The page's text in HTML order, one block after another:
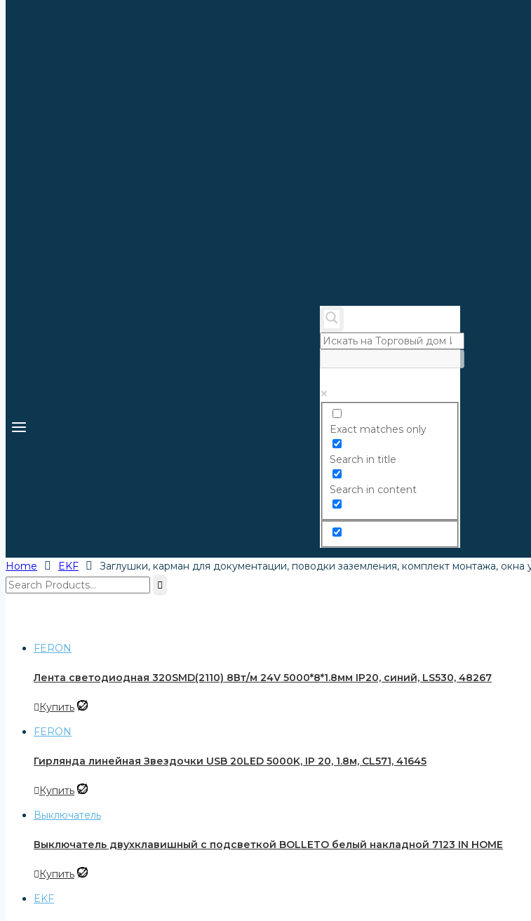
Exact matches only
Search in title
Search in content
Home EKF Заглушки, карман для документации, поводки заземления, комплект монтажа, окна
FERON
Лента светодиодная 320SMD(2110) 8Вт/м 24V 5000*8*1.8мм IP20, синий, LS530, 48267
Купить
FERON
Гирлянда линейная Звездочки USB 20LED 5000K, IP 20, 1.8м, CL571, 41645
Купить
Выключатель
Выключатель двухклавишный с подсветкой BOLLETO белый накладной 7123 IN HOME
Купить
EKF